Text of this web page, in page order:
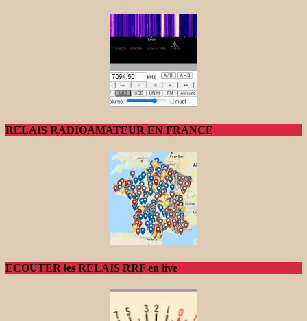
RELAIS RADIOAMATEUR EN FRANCE
ECOUTER les RELAIS RRF en live